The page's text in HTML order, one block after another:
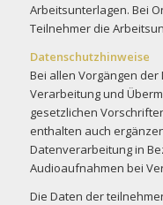
Arbeitsunterlagen. Bei
Teilnehmer die
Datenschutzhinweise
Bei allen Vorgängen
Verarbeitung und
gesetzlichen
enthalten auch
Datenverarbeitung in
Audioaufnahmen bei
Die Daten der